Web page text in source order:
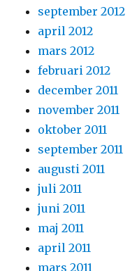
september 2012
april 2012
mars 2012
februari 2012
december 2011
november 2011
oktober 2011
september 2011
augusti 2011
juli 2011
juni 2011
maj 2011
april 2011
mars 2011